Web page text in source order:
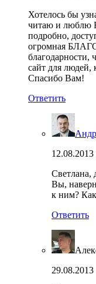
Хотелось бы
читаю и люблю
подробно,
огромная
благодарности,
сайт для людей,
Спасибо Вам!
Ответить
Светлана,
Вы,
к ним? Как
Ответить